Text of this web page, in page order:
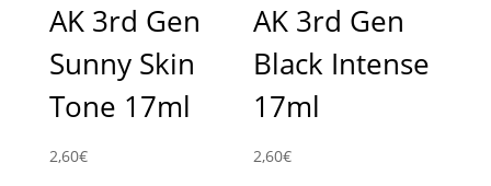
AK 3rd Gen
Sunny Skin
Tone 17ml
2,60€
AK 3rd Gen
Black Intense
17ml
2,60€